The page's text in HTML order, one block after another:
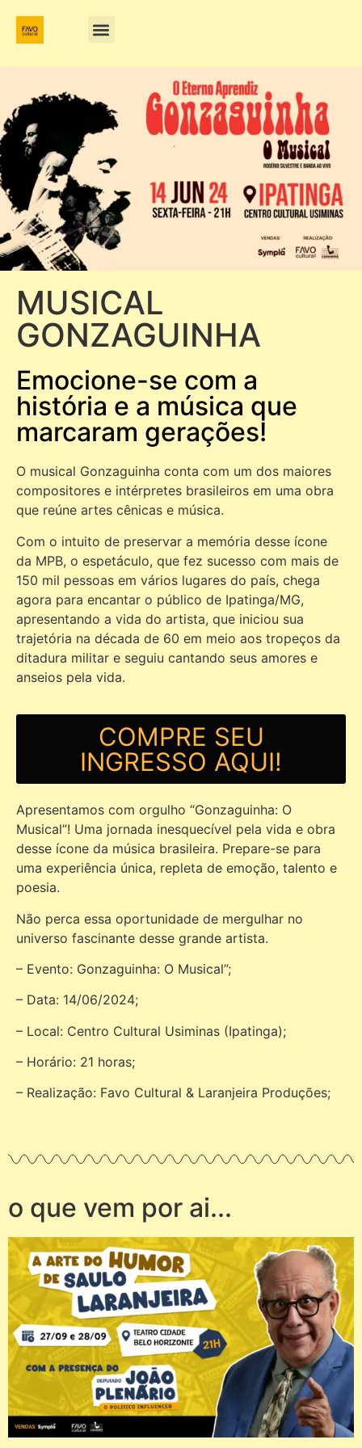
MUSICAL
GONZAGUINHA
Emocione-se com a
história e a música que
marcaram gerações!
O musical Gonzaguinha conta com um dos maiores
compositores e intérpretes brasileiros em uma obra
que reúne artes cênicas e música.
Com o intuito de preservar a memória desse ícone
da MPB, o espetáculo, que fez sucesso com mais de
150 mil pessoas em vários lugares do país, chega
agora para encantar o público de Ipatinga/MG,
apresentando a vida do artista, que iniciou sua
trajetória na década de 60 em meio aos tropeços da
ditadura militar e seguiu cantando seus amores e
anseios pela vida.
COMPRE SEU
INGRESSO AQUI!
Apresentamos com orgulho “Gonzaguinha: O
Musical”! Uma jornada inesquecível pela vida e obra
desse ícone da música brasileira. Prepare-se para
uma experiência única, repleta de emoção, talento e
poesia.
Não perca essa oportunidade de mergulhar no
universo fascinante desse grande artista.
– Evento: Gonzaguinha: O Musical”;
– Data: 14/06/2024;
– Local: Centro Cultural Usiminas (Ipatinga);
– Horário: 21 horas;
– Realização: Favo Cultural & Laranjeira Produções;
o que vem por ai...